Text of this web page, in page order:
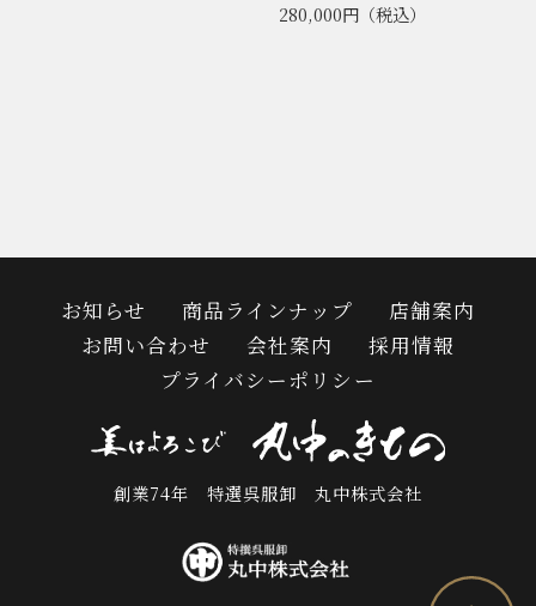
280,000円（税込）
お知らせ 商品ラインナップ
店舗案内
お問い合わせ
会社案内
採用情報
プライバシーポリシー
創業74年 特選呉服卸 丸中株式会社